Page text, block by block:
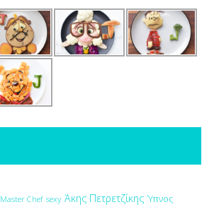
Master Chef sexy Άκης Πετρετζίκης Ύπνος